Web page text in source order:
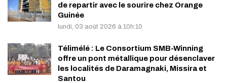
de repartir avec le sourire chez Orange
Guinée
lundi, 03 août 2026 à 10h:10
Télimélé : Le Consortium SMB-Winning
offre un pont métallique pour désenclaver
les localités de Daramagnaki, Missira et
Santou